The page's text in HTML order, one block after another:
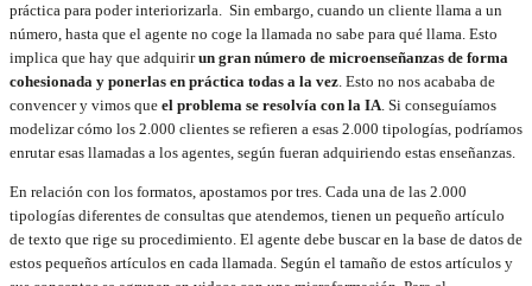
práctica para poder interiorizarla. Sin embargo, cuando un cliente llama a un
número, hasta que el agente no coge la llamada no sabe para qué llama. Esto
implica que hay que adquirirun gran número de microenseñanzas de forma
cohesionada y ponerlas en práctica todas a la vez. Esto no nos acababa de
convencer y vimos que el problema se resolvía con la IA. Si conseguíamos
modelizar cómo los 2.000 clientes se refieren a esas 2.000 tipologías, podríamos
enrutar esas llamadas a los agentes, según fueran adquiriendo estas enseñanzas.
En relación con los formatos, apostamos por tres. Cada una de las 2.000
tipologías diferentes de consultas que atendemos, tienen un pequeño artículo
de texto que rige su procedimiento. El agente debe buscar en la base de datos de
estos pequeños artículos en cada llamada. Según el tamaño de estos artículos y